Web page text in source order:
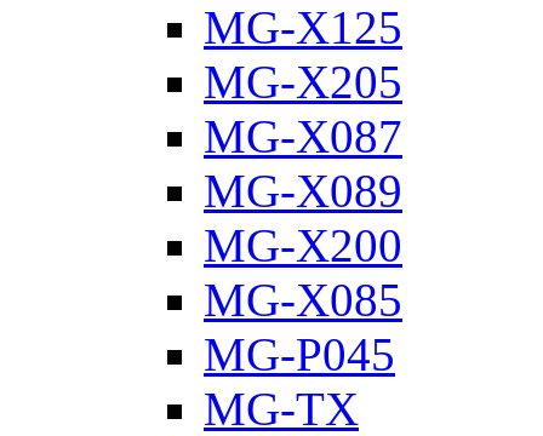
MG-X125
MG-X205
MG-X087
MG-X089
MG-X200
MG-X085
MG-P045
MG-TX